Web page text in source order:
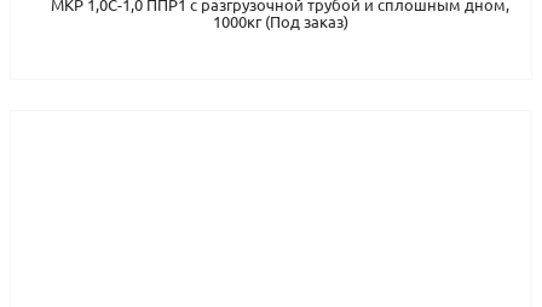
МКР 1,0С-1,0 ППР1 с разгрузочной трубой и сплошным дном,
1000кг (Под заказ)